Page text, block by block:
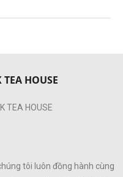
HOUSE
TEA HOUSE
tôi luôn đồng hành cùng